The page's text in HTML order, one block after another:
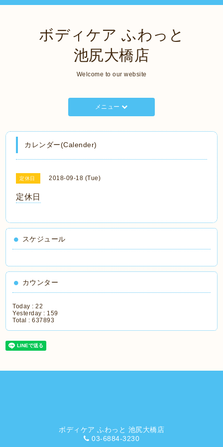
ボディケア ふわっと
池尻大橋店
Welcome to our website
メニュー
カレンダー(Calender)
定休日 2018-09-18 (Tue)
定休日
スケジュール
カウンター
Today :22
Yesterday : 159
Total :637893
ボディケア ふわっと 池尻大橋店
03-6884-3230